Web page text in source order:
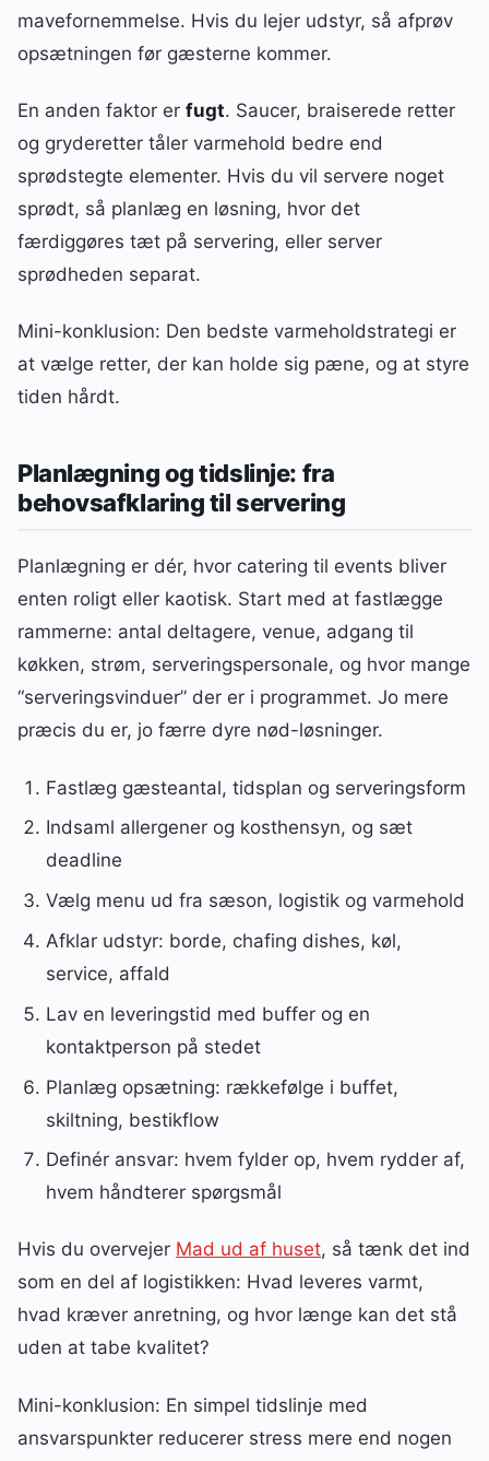
mavefornemmelse. Hvis du lejer udstyr, så afprøv
opsætningen før gæsterne kommer.
En anden faktor er fugt. Saucer, braiserede retter
og gryderetter tåler varmehold bedre end
sprødstegte elementer. Hvis du vil servere noget
sprødt, så planlæg en løsning, hvor det
færdiggøres tæt på servering, eller server
sprødheden separat.
Mini-konklusion: Den bedste varmeholdstrategi er
at vælge retter, der kan holde sig pæne, og at styre
tiden hårdt.
Planlægning og tidslinje: fra
behovsafklaring til servering
Planlægning er dér, hvor catering til events bliver
enten roligt eller kaotisk. Start med at fastlægge
rammerne: antal deltagere, venue, adgang til
køkken, strøm, serveringspersonale, og hvor mange
“serveringsvinduer” der er i programmet. Jo mere
præcis du er, jo færre dyre nød-løsninger.
Fastlæg gæsteantal, tidsplan og serveringsform
Indsaml allergener og kosthensyn, og sæt
deadline
Vælg menu ud fra sæson, logistik og varmehold
Afklar udstyr: borde, chafing dishes, køl,
service, affald
Lav en leveringstid med buffer og en
kontaktperson på stedet
Planlæg opsætning: rækkefølge i buffet,
skiltning, bestikflow
Definér ansvar: hvem fylder op, hvem rydder af,
hvem håndterer spørgsmål
Hvis du overvejer Mad ud af huset, så tænk det ind
som en del af logistikken: Hvad leveres varmt,
hvad kræver anretning, og hvor længe kan det stå
uden at tabe kvalitet?
Mini-konklusion: En simpel tidslinje med
ansvarspunkter reducerer stress mere end nogen